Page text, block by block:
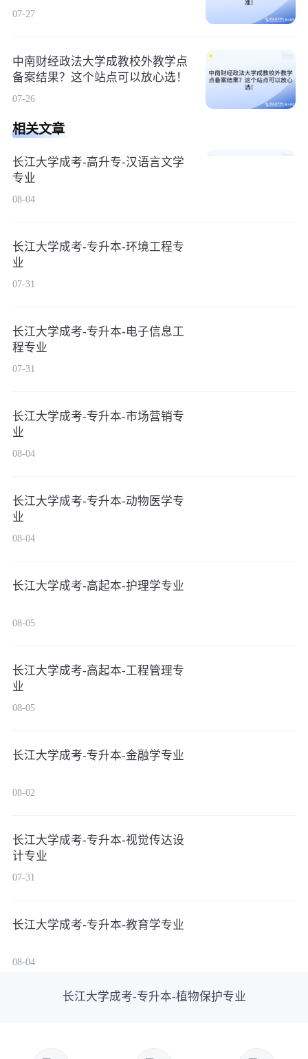
07-27
中南财经政法大学成教校外教学点
备案结果？这个站点可以放心选！
07-26
相关文章
长江大学成考-高升专-汉语言文学
专业
08-04
长江大学成考-专升本-环境工程专
业
07-31
长江大学成考-专升本-电子信息工
程专业
07-31
长江大学成考-专升本-市场营销专
业
08-04
长江大学成考-专升本-动物医学专
业
08-04
长江大学成考-高起本-护理学专业
08-05
长江大学成考-高起本-工程管理专
业
08-05
长江大学成考-专升本-金融学专业
08-02
长江大学成考-专升本-视觉传达设
计专业
07-31
长江大学成考-专升本-教育学专业
08-04
长江大学成考-专升本-植物保护专业